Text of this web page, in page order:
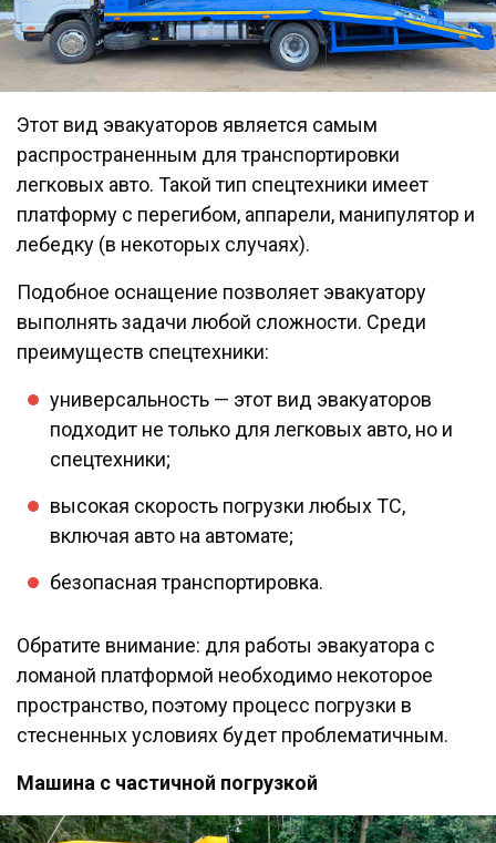
Этот вид эвакуаторов является самым
распространенным для транспортировки
легковых авто. Такой тип спецтехники имеет
платформу с перегибом, аппарели, манипулятор и
лебедку (в некоторых случаях).
Подобное оснащение позволяет эвакуатору
выполнять задачи любой сложности. Среди
преимуществ спецтехники:
универсальность — этот вид эвакуаторов
подходит не только для легковых авто, но и
спецтехники;
высокая скорость погрузки любых ТС,
включая авто на автомате;
безопасная транспортировка.
Обратите внимание: для работы эвакуатора с
ломаной платформой необходимо некоторое
пространство, поэтому процесс погрузки в
стесненных условиях будет проблематичным.
Машина с частичной погрузкой